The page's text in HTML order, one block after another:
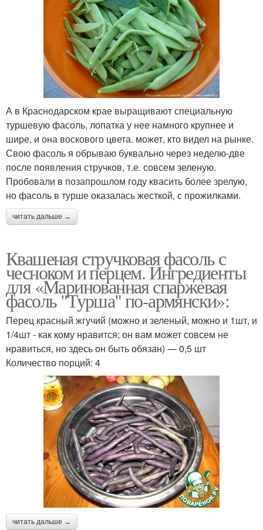
А в Краснодарском крае выращивают специальную
туршевую фасоль, лопатка у нее намного крупнее и
шире, и она воскового цвета. может, кто видел на рынке.
Свою фасоль я обрываю буквально через неделю-две
после появления стручков, т.е. совсем зеленую.
Пробовали в позапрошлом году квасить более зрелую,
но фасоль в турше оказалась жесткой, с прожилками.
читать дальше →
Квашеная стручковая фасоль с
чесноком и перцем. Ингредиенты
для «Маринованная спаржевая
фасоль "Турша" по-армянски»:
Перец красный жгучий (можно и зеленый, можно и 1шт, и
1/4шт - как кому нравится; он вам может совсем не
нравиться, но здесь он быть обязан) — 0,5 шт
Количество порций: 4
читать дальше →